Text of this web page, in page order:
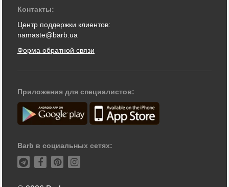
Контакты:
Центр поддержки клиентов:
namaste@barb.ua
Форма обратной связи
Приложения для специалистов:
Barb в социальных сетях: